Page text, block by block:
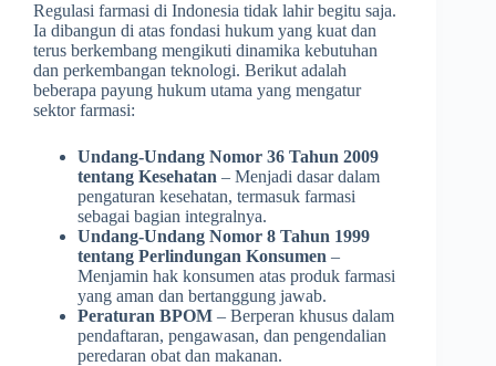
Regulasi farmasi di Indonesia tidak lahir begitu saja.
Ia dibangun di atas fondasi hukum yang kuat dan
terus berkembang mengikuti dinamika kebutuhan
dan perkembangan teknologi. Berikut adalah
beberapa payung hukum utama yang mengatur
sektor farmasi:
Undang-Undang Nomor 36 Tahun 2009
tentang Kesehatan – Menjadi dasar dalam
pengaturan kesehatan, termasuk farmasi
sebagai bagian integralnya.
Undang-Undang Nomor 8 Tahun 1999
tentang Perlindungan Konsumen –
Menjamin hak konsumen atas produk farmasi
yang aman dan bertanggung jawab.
Peraturan BPOM – Berperan khusus dalam
pendaftaran, pengawasan, dan pengendalian
peredaran obat dan makanan.